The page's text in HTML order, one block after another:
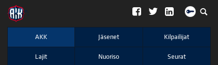
";
AKK Jäsenet Kilpailijat
Lajit Nuoriso Seurat